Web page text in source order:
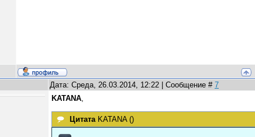
Дата: Среда, 26.03.2014, 12:22 | Сообщение # 7
KATANA,
Цитата KATANA()